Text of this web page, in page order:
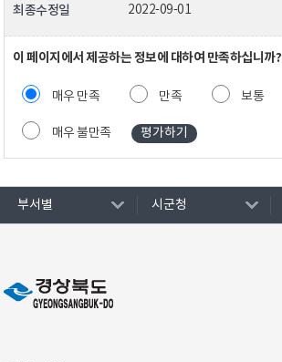
최종수정일 2022-09-01
이 페이지에서 제공하는 정보에 대하여 만족하십니까?
매우 만족 만족 보통
매우 불만족
부서별 시군청